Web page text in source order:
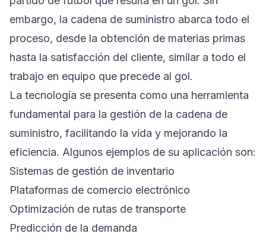
embargo, la cadena de suministro abarca todo el
proceso, desde la obtención de materias primas
hasta la satisfacción del cliente, similar a todo el
trabajo en equipo que precede al gol.
La tecnología se presenta como una herramienta
fundamental para la gestión de la cadena de
suministro, facilitando la vida y mejorando la
eficiencia. Algunos ejemplos de su aplicación son:
Sistemas de gestión de inventario
Plataformas de comercio electrónico
Optimización de rutas de transporte
Predicción de la demanda